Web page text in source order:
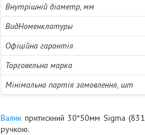
Внутрішній діаметр, мм
ВидНоменклатуры
Офіційна гарантія
Торговельна марка
Мінімальна партія замовлення, шт
Валик притискний 30*50мм Sigma
ручкою.